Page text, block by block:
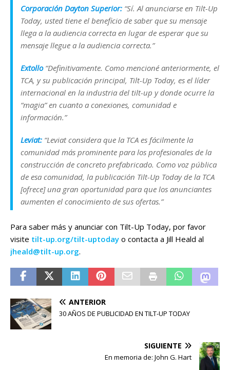
Corporación Dayton Superior: “Sí. Al anunciarse en Tilt-Up
Today, usted tiene el beneficio de saber que su mensaje
llega a la audiencia correcta en lugar de esperar que su
mensaje llegue a la audiencia correcta.”
Extollo“Definitivamente. Como mencioné anteriormente, el
TCA, y su publicación principal, Tilt-Up Today, es el líder
internacional en la industria del tilt-up y donde ocurre la
“magia” en cuanto a conexiones, comunidad e
información.”
Leviat: “Leviat considera que la TCA es fácilmente la
comunidad más prominente para los profesionales de la
construcción de concreto prefabricado. Como voz pública
de esa comunidad, la publicación Tilt-Up Today de la TCA
[ofrece] una gran oportunidad para que los anunciantes
aumenten el conocimiento de sus ofertas.”
Para saber más y anunciar con Tilt-Up Today, por favor
visite tilt-up.org/tilt-uptoday o contacta a Jill Heald al
jheald@tilt-up.org.
ANTERIOR
30 AÑOS DE PUBLICIDAD EN TILT-UP TODAY
SIGUIENTE
En memoria de: John G. Hart